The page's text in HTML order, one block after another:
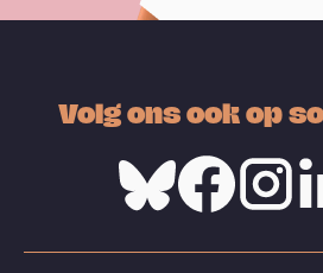
Volg ons ook op